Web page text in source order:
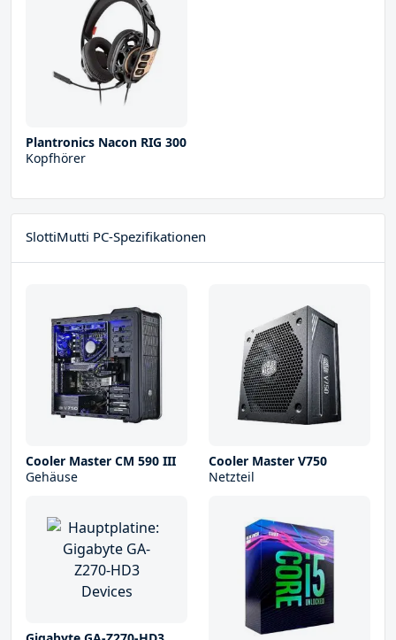
Plantronics Nacon RIG 300
Kopfhörer
SlottiMutti PC-Spezifikationen
Cooler Master CM 590 III
Gehäuse
Cooler Master V750
Netzteil